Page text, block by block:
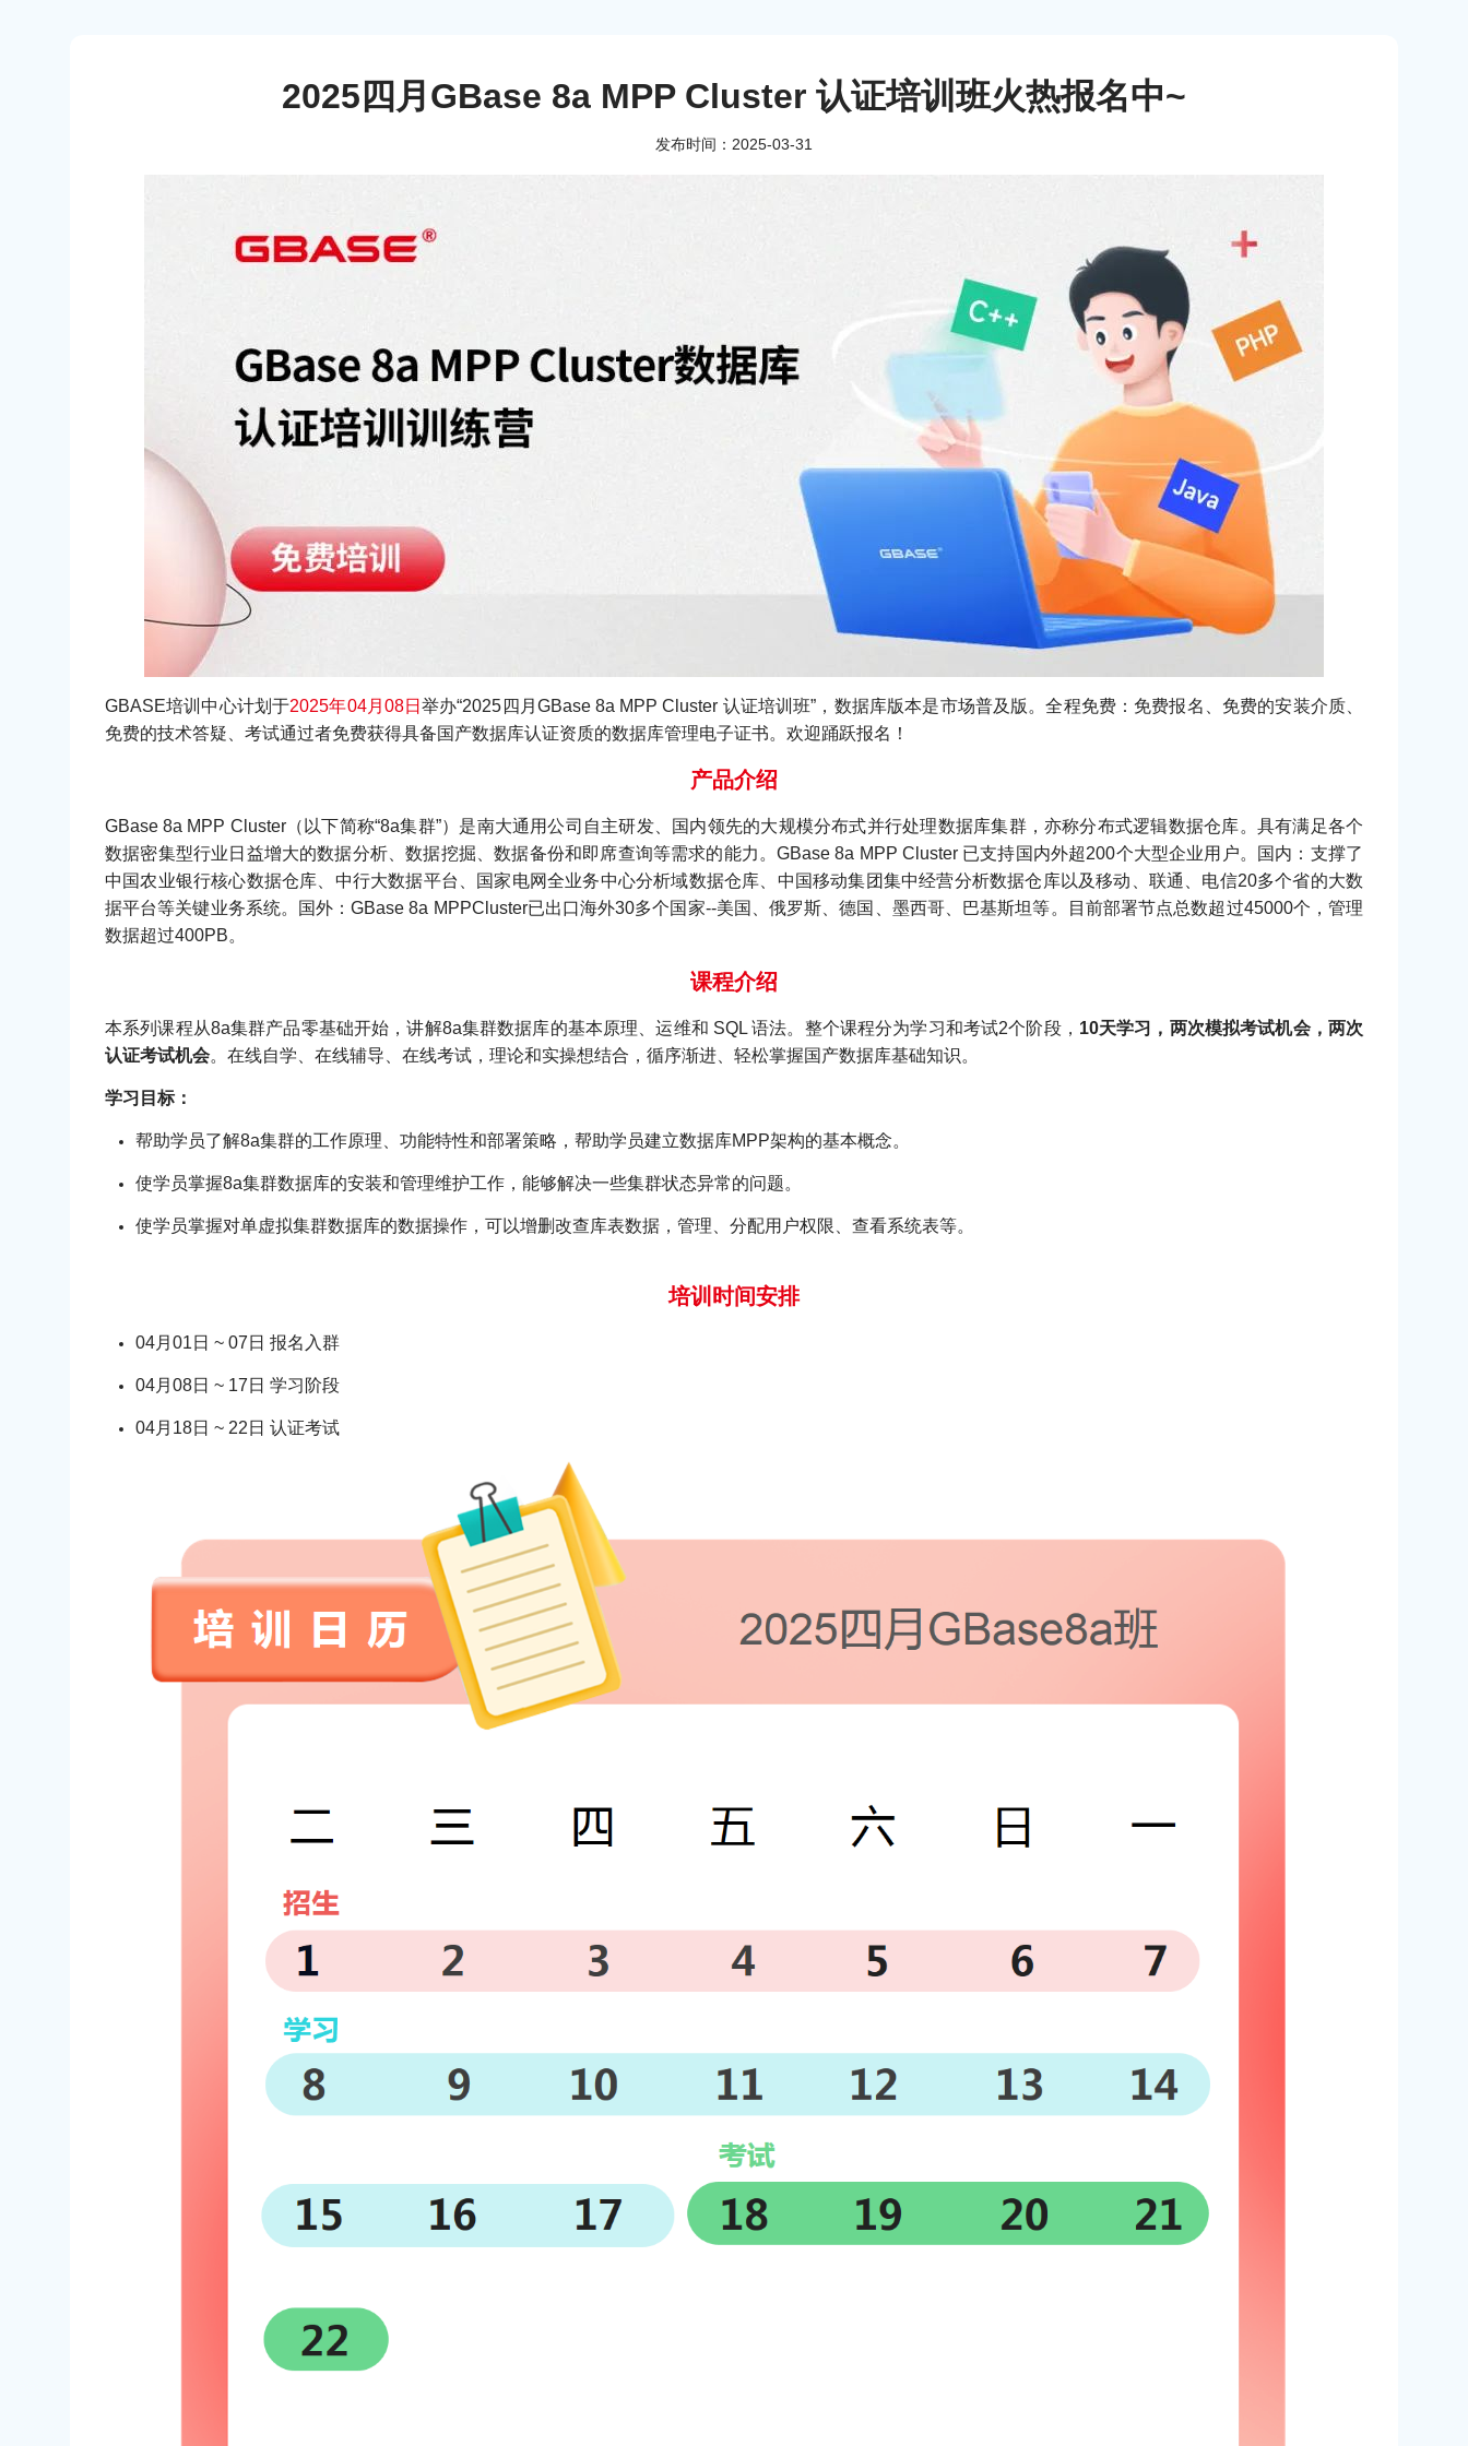
2025四月GBase 8a MPP Cluster 认证培训班火热报名中~
发布时间：2025-03-31
GBASE培训中心计划于2025年04月08日举办“2025四月GBase 8a MPP Cluster 认证培训班”，数据库版本是市场普及版。全程免费：免费报名、免费的安装介质、
免费的技术答疑、考试通过者免费获得具备国产数据库认证资质的数据库管理电子证书。欢迎踊跃报名！
产品介绍
GBase 8a MPP Cluster（以下简称“8a集群”）是南大通用公司自主研发、国内领先的大规模分布式并行处理数据库集群，亦称分布式逻辑数据仓库。具有满足各个
数据密集型行业日益增大的数据分析、数据挖掘、数据备份和即席查询等需求的能力。GBase 8a MPP Cluster 已支持国内外超200个大型企业用户。国内：支撑了
中国农业银行核心数据仓库、中行大数据平台、国家电网全业务中心分析域数据仓库、中国移动集团集中经营分析数据仓库以及移动、联通、电信20多个省的大数
据平台等关键业务系统。国外：GBase 8a MPPCluster已出口海外30多个国家--美国、俄罗斯、德国、墨西哥、巴基斯坦等。目前部署节点总数超过45000个，管理
数据超过400PB。
课程介绍
本系列课程从8a集群产品零基础开始，讲解8a集群数据库的基本原理、运维和 SQL 语法。整个课程分为学习和考试2个阶段， 10天学习，两次模拟考试机会，两次
认证考试机会。在线自学、在线辅导、在线考试，理论和实操想结合，循序渐进、轻松掌握国产数据库基础知识。
学习目标：
帮助学员了解8a集群的工作原理、功能特性和部署策略，帮助学员建立数据库MPP架构的基本概念。
使学员掌握8a集群数据库的安装和管理维护工作，能够解决一些集群状态异常的问题。
使学员掌握对单虚拟集群数据库的数据操作，可以增删改查库表数据，管理、分配用户权限、查看系统表等。
培训时间安排
04月01日 ~ 07日 报名入群
04月08日 ~ 17日 学习阶段
04月18日 ~ 22日 认证考试